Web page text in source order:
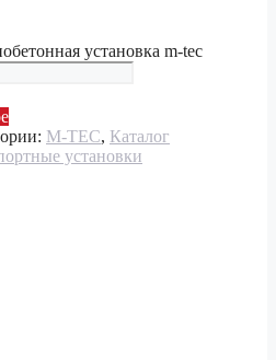
установка m-tec
M-TEC, Каталог
установки